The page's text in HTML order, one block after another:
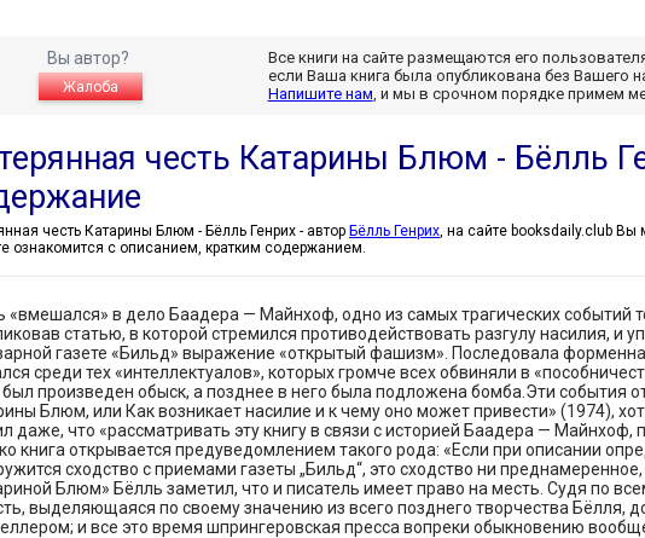
Вы автор?
Жалоба
Все книги на сайте размещаются его
если Ваша книга была опубликована без Вашего
Напишите нам, и мы в срочном порядке примем
честь Катарины Блюм - Бёлль
Потерянная честь Катарины Блюм - Бёлль Генрих - автор Бёлль Генрих, на сайте booksdaily.club Вы
ознакомится с описанием, кратким содержанием.
«вмешался» в дело Баадера — Майнхоф, одно из самых трагических событий
статью, в которой стремился противодействовать разгулу насилия, и
газете «Бильд» выражение «открытый фашизм». Последовала
среди тех «интеллектуалов», которых громче всех обвиняли в
произведен обыск, а позднее в него была подложена бомба.Эти события
Блюм, или Как возникает насилие и к чему оно может привести» (1974),
даже, что «рассматривать эту книгу в связи с историей Баадера —
книга открывается предуведомлением такого рода: «Если при описании
сходство с приемами газеты „Бильд“, это сходство ни
Блюм» Бёлль заметил, что и писатель имеет право на месть. Судя по
выделяющаяся по своему значению из всего позднего творчества Бёлля,
и все это время шпрингеровская пресса вопреки обыкновению